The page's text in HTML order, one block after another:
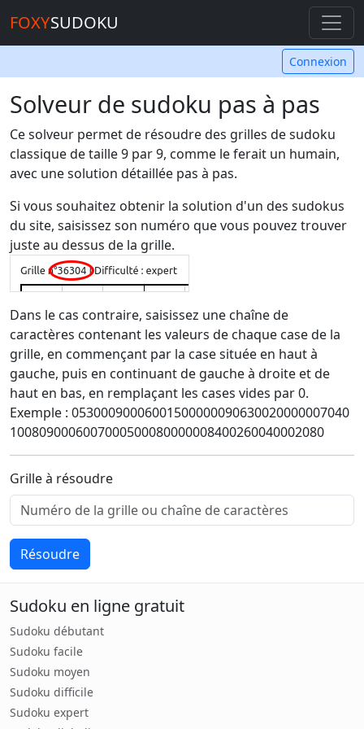
FOXYSUDOKU
Connexion
Solveur de sudoku pas à pas
Ce solveur permet de résoudre des grilles de sudoku
classique de taille 9 par 9, comme le ferait un humain,
avec une solution détaillée pas à pas.
Si vous souhaitez obtenir la solution d'un des sudokus
du site, saisissez son numéro que vous pouvez trouver
juste au dessus de la grille.
Dans le cas contraire, saisissez une chaîne de
caractères contenant les valeurs de chaque case de la
grille, en commençant par la case située en haut à
gauche, puis en continuant de gauche à droite et de
haut en bas, en remplaçant les cases vides par 0.
Exemple : 05300090006001500000090630020000007040
1008090006007000500080000008400260040002080
Grille à résoudre
Résoudre
Sudoku en ligne gratuit
Sudoku débutant
Sudoku facile
Sudoku moyen
Sudoku difficile
Sudoku expert